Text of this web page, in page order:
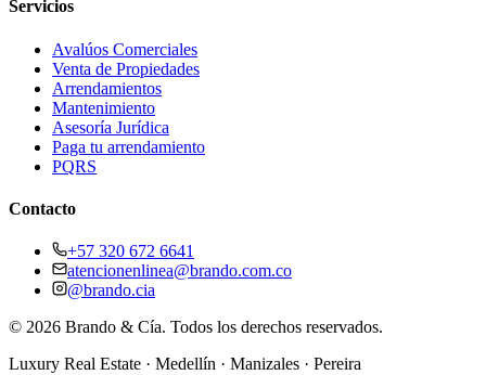
Servicios
Avalúos Comerciales
Venta de Propiedades
Arrendamientos
Mantenimiento
Asesoría Jurídica
Paga tu arrendamiento
PQRS
Contacto
+57 320 672 6641
atencionenlinea@brando.com.co
@brando.cia
© 2026 Brando & Cía. Todos los derechos reservados.
Luxury Real Estate · Medellín · Manizales · Pereira